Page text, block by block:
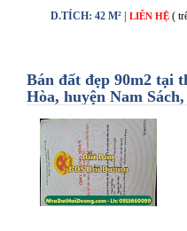
D.TÍCH: 42 M² | LIÊN HỆ (
Bán đất đẹp 90m2 tại
Hòa, huyện Nam